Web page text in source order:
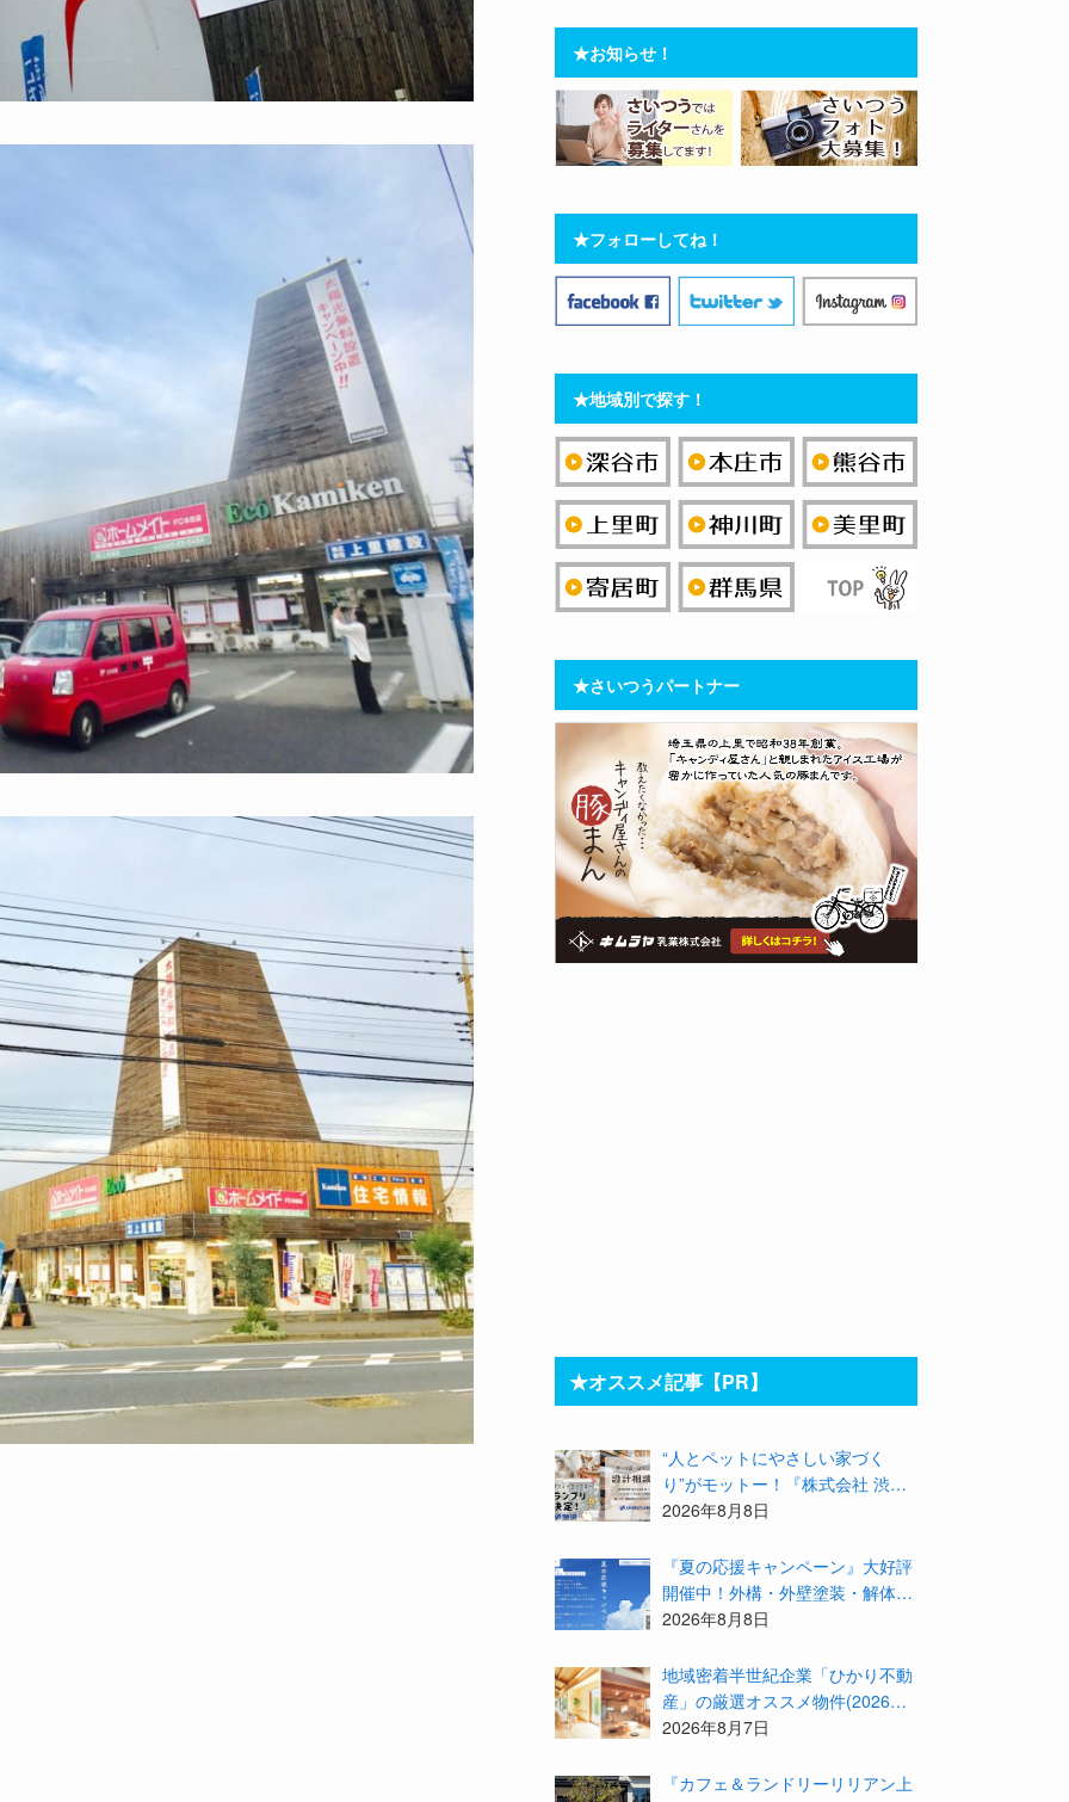
★お知らせ！
★フォローしてね！
★地域別で探す！
★さいつうパートナー
★オススメ記事【PR】
“人とペットにやさしい家づく
り”がモットー！『株式会社 渋
沢』の「モデル犬候補」が選出さ
会〜設計相談会〜』も開催するよ
2026年8月8日
『夏の応援キャンペーン』大好評
開催中！外構・外壁塗装・解体・
リフォームする職人を探すなら
2026年8月8日
地域密着半世紀企業「ひかり不動
産」の厳選オススメ物件(2026年8
月)をご紹介！参加費無料『”木の
受付中！
2026年8月7日
『カフェ＆ランドリーリリアン上